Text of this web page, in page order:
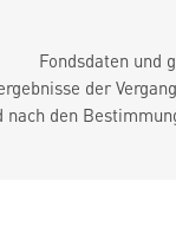
Fondsdaten und
der
den